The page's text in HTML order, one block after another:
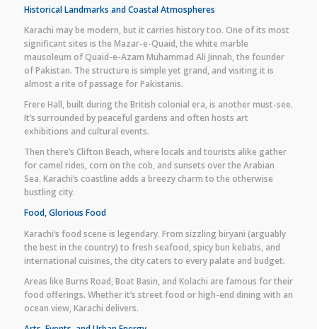
Historical Landmarks and Coastal Atmospheres
Karachi may be modern, but it carries history too. One of its most
significant sites is the Mazar-e-Quaid, the white marble
mausoleum of Quaid-e-Azam Muhammad Ali Jinnah, the founder
of Pakistan. The structure is simple yet grand, and visiting it is
almost a rite of passage for Pakistanis.
Frere Hall, built during the British colonial era, is another must-see.
It’s surrounded by peaceful gardens and often hosts art
exhibitions and cultural events.
Then there’s Clifton Beach, where locals and tourists alike gather
for camel rides, corn on the cob, and sunsets over the Arabian
Sea. Karachi’s coastline adds a breezy charm to the otherwise
bustling city.
Food, Glorious Food
Karachi’s food scene is legendary. From sizzling biryani (arguably
the best in the country) to fresh seafood, spicy bun kebabs, and
international cuisines, the city caters to every palate and budget.
Areas like Burns Road, Boat Basin, and Kolachi are famous for their
food offerings. Whether it’s street food or high-end dining with an
ocean view, Karachi delivers.